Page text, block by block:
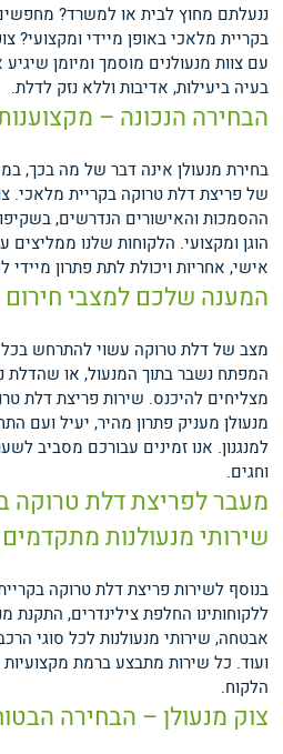
ננעלתם מחוץ לבית או למשרד?
עם צוות מנעולנים מוסמך ומיומן
בעיה ביעילות, אדיבות וללא נזק לדלת.
הבחירה הנכונה –
בחירת מנעולן אינה דבר של מה בכך,
של פריצת דלת טרוקה בקריית מלאכי.
ההסמכות והאישורים הנדרשים,
הוגן ומקצועי. הלקוחות שלנו ממליצים
אישי, אחריות ויכולת לתת פתרון מיידי
המענה שלכם למצבי חירום
מצב של דלת טרוקה עשוי להתרחש
המפתח נשבר בתוך המנעול, או
מצליחים להיכנס. שירות פריצת דלת
מנעולן מעניק פתרון מהיר, יעיל ועם
למנגנון. אנו זמינים עבורכם מסביב
וחגים.
מעבר לפריצת דלת טרוקה
שירותי מנעולנות מתקדמים
בנוסף לשירות פריצת דלת טרוקה
ללקוחותינו החלפת צילינדרים, התקנת
אבטחה, שירותי מנעולנות לכל סוגי
ועוד. כל שירות מתבצע ברמת
הלקוח.
צוק מנעולן – הבחירה